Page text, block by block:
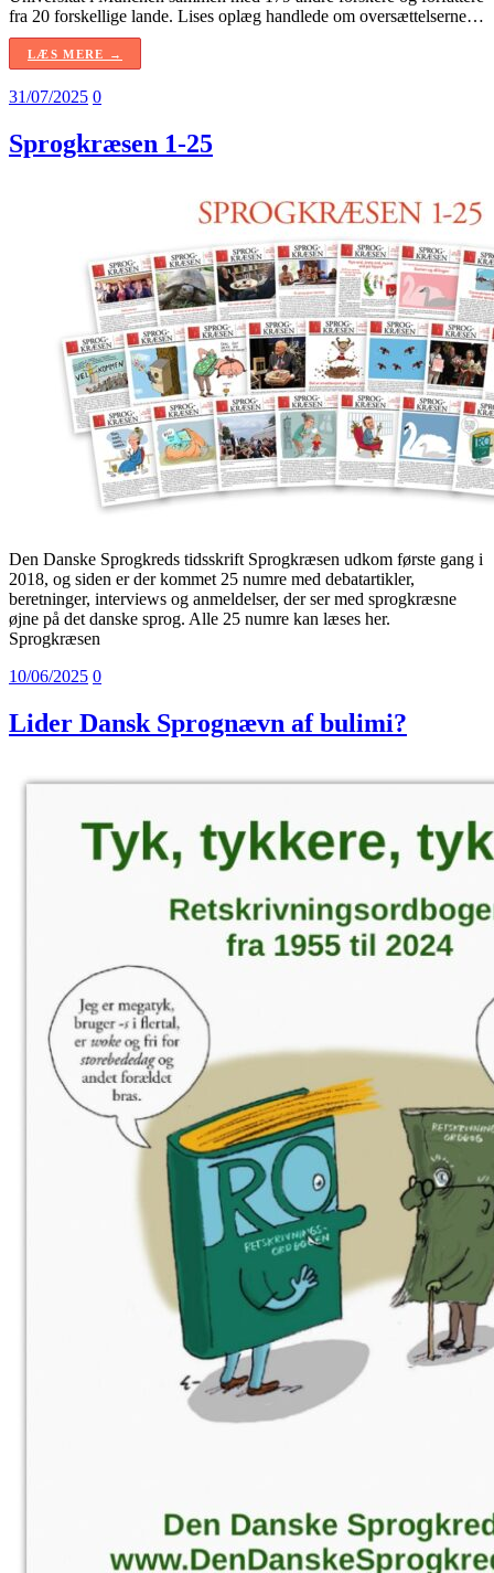
fra 20 forskellige lande. Lises oplæg handlede om oversættelserne…
LÆS MERE →
31/07/2025 0
Sprogkræsen 1-25
Den Danske Sprogkreds tidsskrift Sprogkræsen udkom første gang i
2018, og siden er der kommet 25 numre med debatartikler,
beretninger, interviews og anmeldelser, der ser med sprogkræsne
øjne på det danske sprog. Alle 25 numre kan læses her.
Sprogkræsen
10/06/2025 0
Lider Dansk Sprognævn af bulimi?